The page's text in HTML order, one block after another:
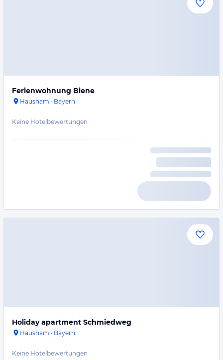
Ferienwohnung Biene
Hausham · Bayern
Keine Hotelbewertungen
Holiday apartment Schmiedweg
Hausham · Bayern
Keine Hotelbewertungen